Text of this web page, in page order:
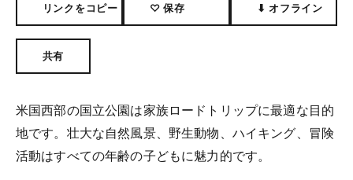
リンクをコピー ♡ 保存 ⬇ オフライン
共有
米国西部の国立公園は家族ロードトリップに最適な目的
地です。壮大な自然風景、野生動物、ハイキング、冒険
活動はすべての年齢の子どもに魅力的です。